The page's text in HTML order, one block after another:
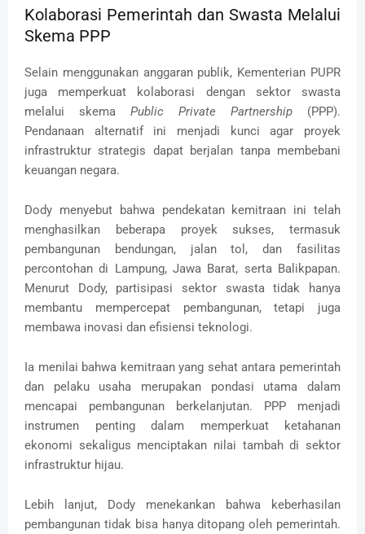
Kolaborasi Pemerintah dan Swasta Melalui
Skema PPP
Selain menggunakan anggaran publik, Kementerian PUPR
juga memperkuat kolaborasi dengan sektor swasta
melalui skema Public Private Partnership (PPP).
Pendanaan alternatif ini menjadi kunci agar proyek
infrastruktur strategis dapat berjalan tanpa membebani
keuangan negara.
Dody menyebut bahwa pendekatan kemitraan ini telah
menghasilkan beberapa proyek sukses, termasuk
pembangunan bendungan, jalan tol, dan fasilitas
percontohan di Lampung, Jawa Barat, serta Balikpapan.
Menurut Dody, partisipasi sektor swasta tidak hanya
membantu mempercepat pembangunan, tetapi juga
membawa inovasi dan efisiensi teknologi.
Ia menilai bahwa kemitraan yang sehat antara pemerintah
dan pelaku usaha merupakan pondasi utama dalam
mencapai pembangunan berkelanjutan. PPP menjadi
instrumen penting dalam memperkuat ketahanan
ekonomi sekaligus menciptakan nilai tambah di sektor
infrastruktur hijau.
Lebih lanjut, Dody menekankan bahwa keberhasilan
pembangunan tidak bisa hanya ditopang oleh pemerintah.